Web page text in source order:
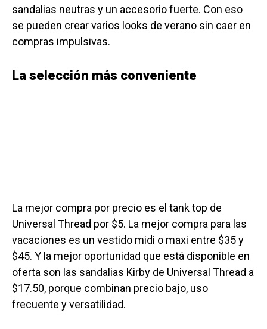
sandalias neutras y un accesorio fuerte. Con eso
se pueden crear varios looks de verano sin caer en
compras impulsivas.
La selección más conveniente
La mejor compra por precio es el tank top de
Universal Thread por $5. La mejor compra para las
vacaciones es un vestido midi o maxi entre $35 y
$45. Y la mejor oportunidad que está disponible en
oferta son las sandalias Kirby de Universal Thread a
$17.50, porque combinan precio bajo, uso
frecuente y versatilidad.